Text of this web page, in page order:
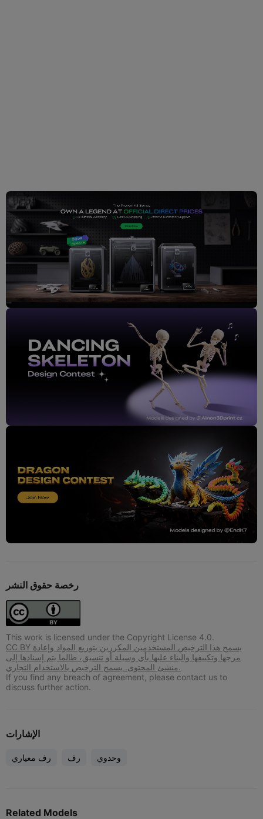
رخصة حقوق النشر
This work is licensed under the Copyright License 4.0.
CC BY يسمح هذا الترخيص المستخدمين المكررين بتوزيع المواد وإعادة
مزجها وتكييفها والبناء عليها بأي وسيلة أو تنسيق، طالما يتم إسنادها إلى
منشئ المحتوى. يسمح الترخيص بالاستخدام التجاري.
If you find any breach of agreement, please contact us to
discuss further action.
الإشارات
رف معياري رف وحدوي
Related Models